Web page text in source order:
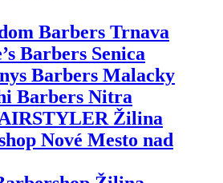
Barbers Trnava
Barbers Senica
Barbers Malacky
Barbers Nitra
Žilina
Nové Mesto nad